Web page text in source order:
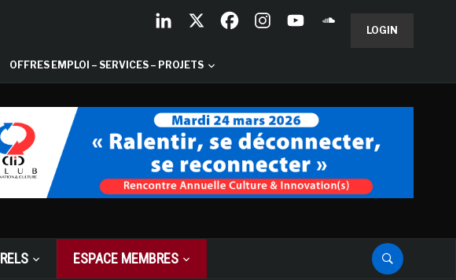
LOGIN
OFFRES EMPLOI – SERVICES – PROJETS
ESPACE MEMBRES